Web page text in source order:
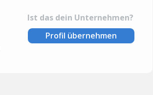
Ist das dein Unternehmen?
Profil übernehmen